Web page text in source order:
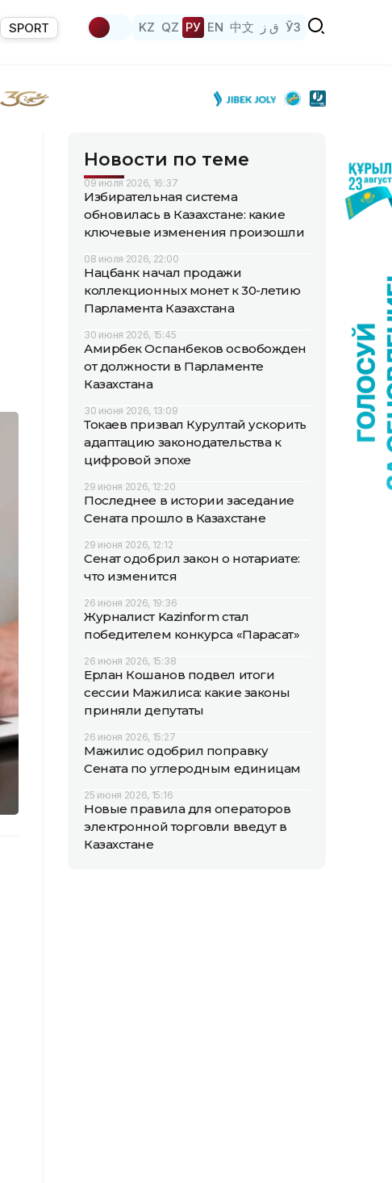
SPORT KZ QZ РУ EN 中文 ق ز ЎЗ
Новости по теме
09 июля 2026, 16:37
Избирательная система
обновилась в Казахстане: какие
ключевые изменения произошли
08 июля 2026, 22:00
Нацбанк начал продажи
коллекционных монет к 30-летию
Парламента Казахстана
30 июня 2026, 15:45
Амирбек Оспанбеков освобожден
от должности в Парламенте
Казахстана
30 июня 2026, 13:09
Токаев призвал Курултай ускорить
адаптацию законодательства к
цифровой эпохе
29 июня 2026, 12:20
Последнее в истории заседание
Сената прошло в Казахстане
29 июня 2026, 12:12
Сенат одобрил закон о нотариате:
что изменится
26 июня 2026, 19:36
Журналист Kazinform стал
победителем конкурса «Парасат»
26 июня 2026, 15:38
Ерлан Кошанов подвел итоги
сессии Мажилиса: какие законы
приняли депутаты
26 июня 2026, 15:27
Мажилис одобрил поправку
Сената по углеродным единицам
25 июня 2026, 15:16
Новые правила для операторов
электронной торговли введут в
Казахстане